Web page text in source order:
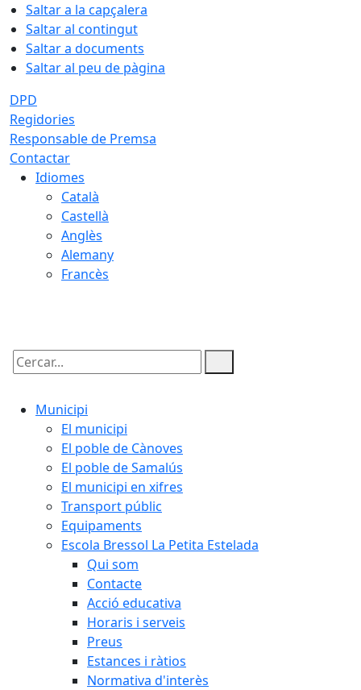
Saltar a la capçalera
Saltar al contingut
Saltar a documents
Saltar al peu de pàgina
DPD
Regidories
Responsable de Premsa
Contactar
Idiomes
Català
Castellà
Anglès
Alemany
Francès
Cercar:
Municipi
El municipi
El poble de Cànoves
El poble de Samalús
El municipi en xifres
Transport públic
Equipaments
Escola Bressol La Petita Estelada
Qui som
Contacte
Acció educativa
Horaris i serveis
Preus
Estances i ràtios
Normativa d'interès